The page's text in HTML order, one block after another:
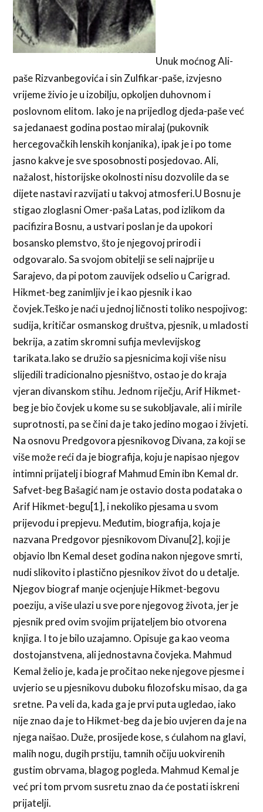
Unuk moćnog Ali-
paše Rizvanbegovića i sin Zulfikar-paše, izvjesno
vrijeme živio je u izobilju, opkoljen duhovnom i
poslovnom elitom. Iako je na prijedlog djeda-paše već
sa jedanaest godina postao miralaj (pukovnik
hercegovačkih lenskih konjanika), ipak je i po tome
jasno kakve je sve sposobnosti posjedovao. Ali,
nažalost, historijske okolnosti nisu dozvolile da se
dijete nastavi razvijati u takvoj atmosferi.U Bosnu je
stigao zloglasni Omer-paša Latas, pod izlikom da
pacifizira Bosnu, a ustvari poslan je da upokori
bosansko plemstvo, što je njegovoj prirodi i
odgovaralo. Sa svojom obitelji se seli najprije u
Sarajevo, da pi potom zauvijek odselio u Carigrad.
Hikmet-beg zanimljiv je i kao pjesnik i kao
čovjek.Teško je naći u jednoj ličnosti toliko nespojivog:
sudija, kritičar osmanskog društva, pjesnik, u mladosti
bekrija, a zatim skromni sufija mevlevijskog
tarikata.Iako se družio sa pjesnicima koji više nisu
slijedili tradicionalno pjesništvo, ostao je do kraja
vjeran divanskom stihu. Jednom riječju, Arif Hikmet-
beg je bio čovjek u kome su se sukobljavale, ali i mirile
suprotnosti, pa se čini da je tako jedino mogao i živjeti.
Na osnovu Predgovora pjesnikovog Divana, za koji se
više može reći da je biografija, koju je napisao njegov
intimni prijatelj i biograf Mahmud Emin ibn Kemal dr.
Safvet-beg Bašagić nam je ostavio dosta podataka o
Arif Hikmet-begu[1], i nekoliko pjesama u svom
prijevodu i prepjevu. Međutim, biografija, koja je
nazvana Predgovor pjesnikovom Divanu[2], koji je
objavio Ibn Kemal deset godina nakon njegove smrti,
nudi slikovito i plastično pjesnikov život do u detalje.
Njegov biograf manje ocjenjuje Hikmet-begovu
poeziju, a više ulazi u sve pore njegovog života, jer je
pjesnik pred ovim svojim prijateljem bio otvorena
knjiga. I to je bilo uzajamno. Opisuje ga kao veoma
dostojanstvena, ali jednostavna čovjeka. Mahmud
Kemal želio je, kada je pročitao neke njegove pjesme i
uvjerio se u pjesnikovu duboku filozofsku misao, da ga
sretne. Pa veli da, kada ga je prvi puta ugledao, iako
nije znao da je to Hikmet-beg da je bio uvjeren da je na
njega naišao. Duže, prosijede kose, s ćulahom na glavi,
malih nogu, dugih prstiju, tamnih očiju uokvirenih
gustim obrvama, blagog pogleda. Mahmud Kemal je
već pri tom prvom susretu znao da će postati iskreni
prijatelji.